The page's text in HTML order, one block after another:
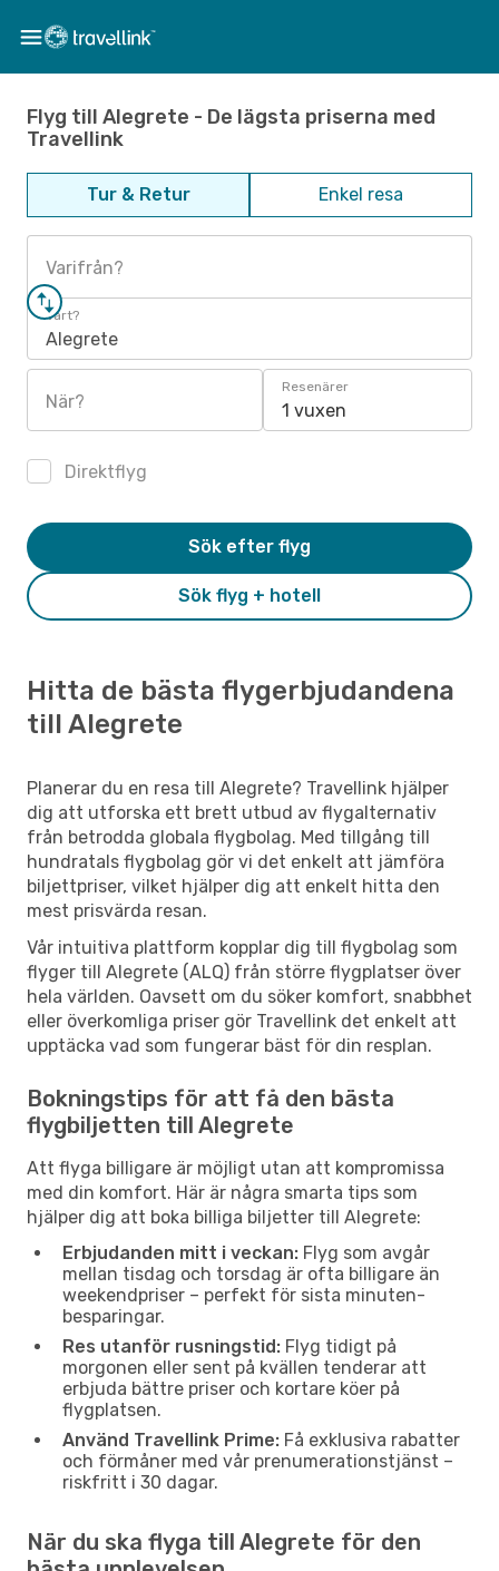
Flyg till Alegrete - De lägsta priserna med
Travellink
Tur & Retur Enkel resa
Varifrån?
Vart?
Alegrete
När?
Resenärer
1 vuxen
Direktflyg
Sök flyg + hotell
Sök efter flyg
Hitta de bästa flygerbjudandena
till Alegrete
Planerar du en resa till Alegrete? Travellink hjälper
dig att utforska ett brett utbud av flygalternativ
från betrodda globala flygbolag. Med tillgång till
hundratals flygbolag gör vi det enkelt att jämföra
biljettpriser, vilket hjälper dig att enkelt hitta den
mest prisvärda resan.
Vår intuitiva plattform kopplar dig till flygbolag som
flyger till Alegrete (ALQ) från större flygplatser över
hela världen. Oavsett om du söker komfort, snabbhet
eller överkomliga priser gör Travellink det enkelt att
upptäcka vad som fungerar bäst för din resplan.
Bokningstips för att få den bästa
flygbiljetten till Alegrete
Att flyga billigare är möjligt utan att kompromissa
med din komfort. Här är några smarta tips som
hjälper dig att boka billiga biljetter till Alegrete:
Erbjudanden mitt i veckan: Flyg som avgår
mellan tisdag och torsdag är ofta billigare än
weekendpriser – perfekt för sista minuten-
besparingar.
Res utanför rusningstid: Flyg tidigt på
morgonen eller sent på kvällen tenderar att
erbjuda bättre priser och kortare köer på
flygplatsen.
Använd Travellink Prime: Få exklusiva rabatter
och förmåner med vår prenumerationstjänst –
riskfritt i 30 dagar.
När du ska flyga till Alegrete för den